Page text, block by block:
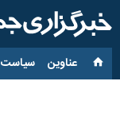
عناوین‌ سیاست